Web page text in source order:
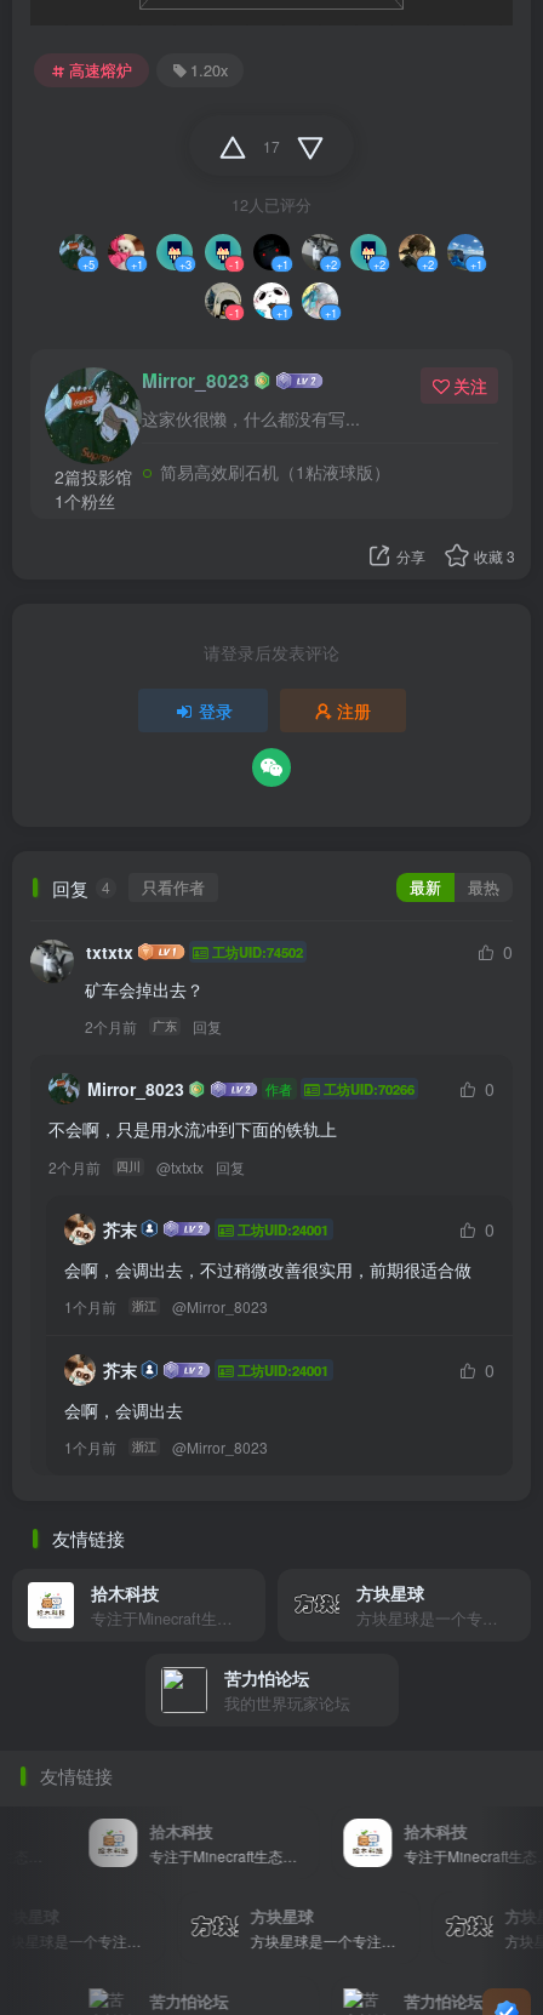
高速熔炉 1.20x
17
12人已评分
+5 +1 +3 -1 +1 +2 +2 +2 +1
-1 +1 +1
2篇投影馆
1个粉丝
Mirror_8023
这家伙很懒，什么都没有写...
关注
简易高效刷石机（1粘液球版）
分享 收藏3
请登录后发表评论
登录 注册
回复 4 只看作者 最新 最热
txtxtx 工坊UID:74502
0
矿车会掉出去？
2个月前 广东 回复
Mirror_8023 作者 工坊UID:70266
0
不会啊，只是用水流冲到下面的铁轨上
2个月前 四川 @txtxtx 回复
芥末 工坊UID:24001
0
会啊，会调出去，不过稍微改善很实用，前期很适合做
1个月前 浙江 @Mirror_8023
芥末 工坊UID:24001
0
会啊，会调出去
1个月前 浙江 @Mirror_8023
友情链接
拾木科技
专注于Minecraft生态建设
方块星球
方块星球是一个专注于我的世界的中文论坛，提供丰富的资源分享、玩家交流和创意展示，包括地图、皮肤、数据包等内容，打造Minecraft玩家的专属社区乐园！
苦力怕论坛
我的世界玩家论坛
友情链接
拾木科技
专注于Minecraft生态建设
拾木科技
专注于Minecraft生态建设
方块星球 方块星球
苦力怕论坛 苦力怕论坛